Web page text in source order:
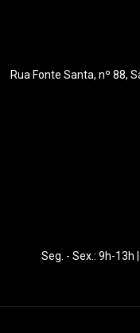
Rua Fonte Santa, nº 88,
Seg. - Sex.: 9h-13h